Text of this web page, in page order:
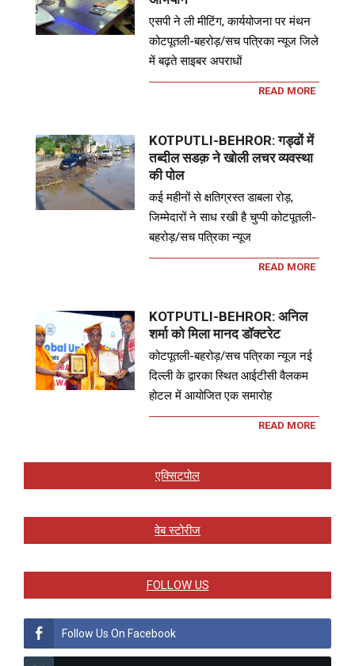
एसपी ने ली मीटिंग, कार्ययोजना पर मंथन
कोटपूतली-बहरोड़/सच पत्रिका न्यूज जिले
में बढ़ते साइबर अपराधों
READ MORE
KOTPUTLI-BEHROR: गड्ढों में
तब्दील सडक़ ने खोली लचर व्यवस्था
की पोल
कई महीनों से क्षतिग्रस्त डाबला रोड़,
जिम्मेदारों ने साध रखी है चुप्पी कोटपूतली-
बहरोड़/सच पत्रिका न्यूज
READ MORE
KOTPUTLI-BEHROR: अनिल
शर्मा को मिला मानद डॉक्टरेट
कोटपूतली-बहरोड़/सच पत्रिका न्यूज नई
दिल्ली के द्वारका स्थित आईटीसी वैलकम
होटल में आयोजित एक समारोह
READ MORE
एक्सिटपोल
वेब स्टोरीज
FOLLOW US
Follow Us On Facebook